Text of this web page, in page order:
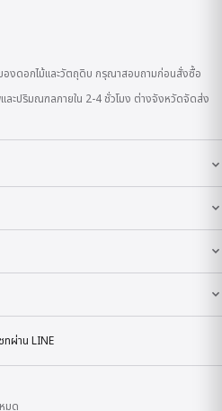
องดอกไม้และวัตถุดิบ กรุณาสอบถามก่อนสั่งซื้อ
ละปริมณฑลภายใน 2-4 ชั่วโมง ต่างจังหวัดจัดส่ง
ทผ่าน LINE
มด